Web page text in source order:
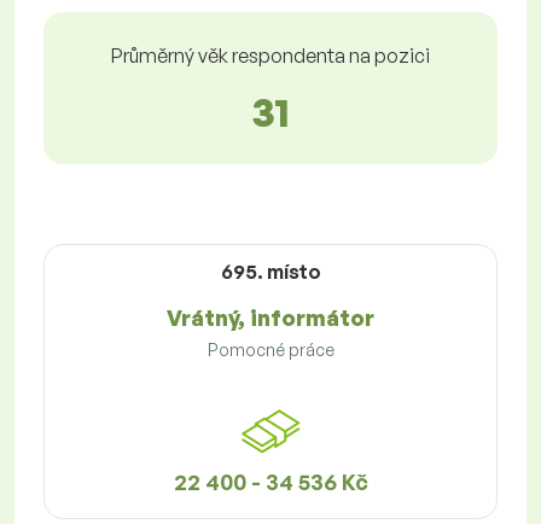
Průměrný věk respondenta na pozici
31
695. místo
Vrátný, informátor
Pomocné práce
22 400 - 34 536 Kč